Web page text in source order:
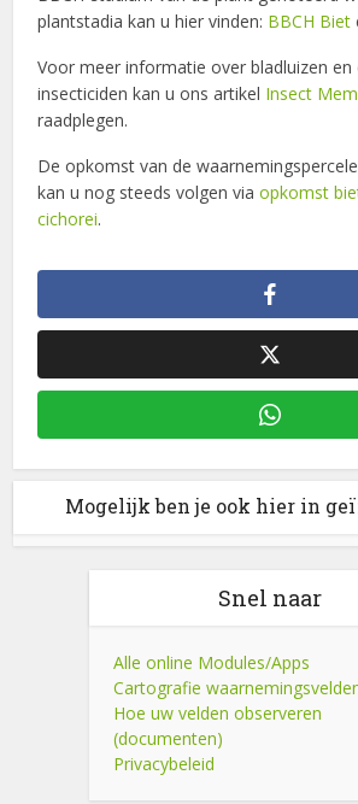
plantstadia kan u hier vinden: BBCH Biet
Voor meer informatie over bladluizen en
insecticiden kan u ons artikel Insect
raadplegen.
De opkomst van de
kan u nog steeds volgen viaopkomst
cichorei.
Mogelijk ben je ook hier in
Snel naar
Alle online Modules/Apps
Cartografie
Hoe uw velden observeren
(documenten)
Privacybeleid